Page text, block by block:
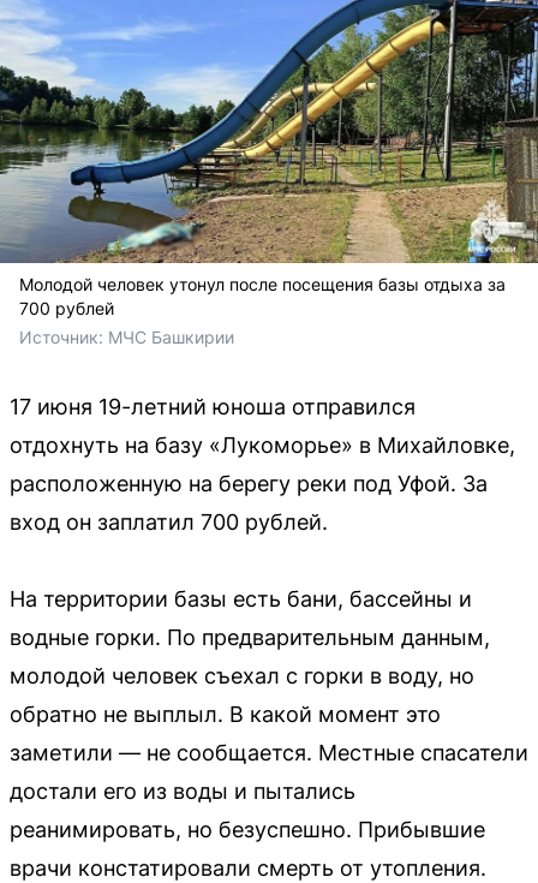
Молодой человек утонул после посещения базы отдыха за
700 рублей
Источник: МЧС Башкирии
17 июня 19-летний юноша отправился
отдохнуть на базу «Лукоморье» в Михайловке,
расположенную на берегу реки под Уфой. За
вход он заплатил 700 рублей.
На территории базы есть бани, бассейны и
водные горки. По предварительным данным,
молодой человек съехал с горки в воду, но
обратно не выплыл. В какой момент это
заметили — не сообщается. Местные спасатели
достали его из воды и пытались
реанимировать, но безуспешно. Прибывшие
врачи констатировали смерть от утопления.